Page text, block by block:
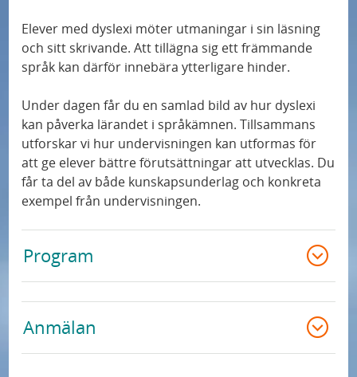
Elever med dyslexi möter utmaningar i sin läsning
och sitt skrivande. Att tillägna sig ett främmande
språk kan därför innebära ytterligare hinder.
Under dagen får du en samlad bild av hur dyslexi
kan påverka lärandet i språkämnen. Tillsammans
utforskar vi hur undervisningen kan utformas för
att ge elever bättre förutsättningar att utvecklas. Du
får ta del av både kunskapsunderlag och konkreta
exempel från undervisningen.
Program
Anmälan